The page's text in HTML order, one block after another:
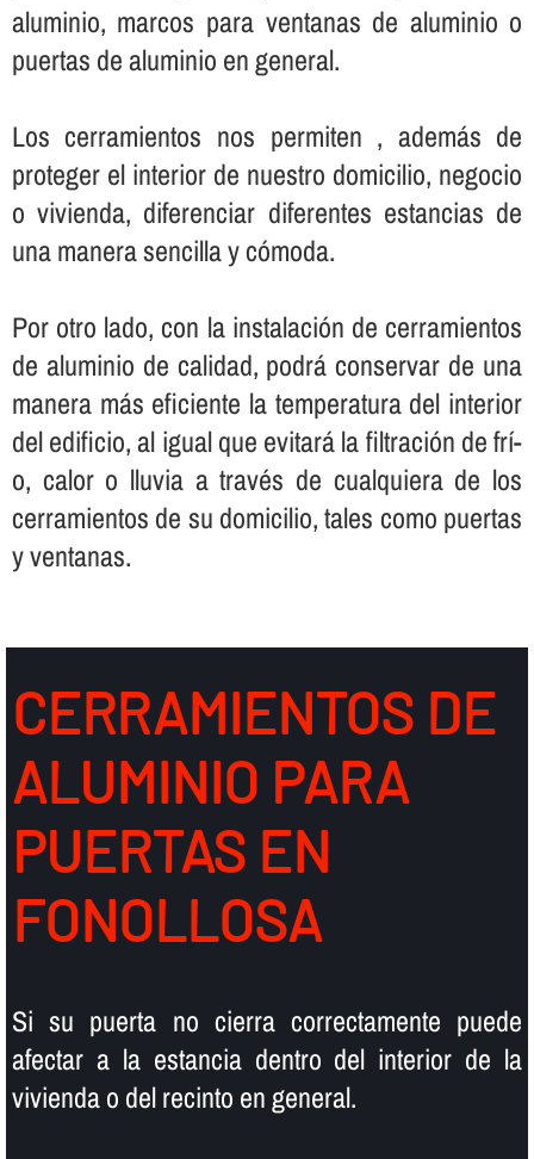
aluminio, marcos para ventanas de aluminio o
puertas de aluminio en general.
Los cerramientos nos permiten , además de
proteger el interior de nuestro domicilio, negocio
o vivienda, diferenciar diferentes estancias de
una manera sencilla y cómoda.
Por otro lado, con la instalación de cerramientos
de aluminio de calidad, podrá conservar de una
manera más eficiente la temperatura del interior
del edificio, al igual que evitará la filtración de frí­
o, calor o lluvia a través de cualquiera de los
cerramientos de su domicilio, tales como puertas
y ventanas.
CERRAMIENTOS DE
ALUMINIO PARA
PUERTAS EN
FONOLLOSA
Si su puerta no cierra correctamente puede
afectar a la estancia dentro del interior de la
vivienda o del recinto en general.